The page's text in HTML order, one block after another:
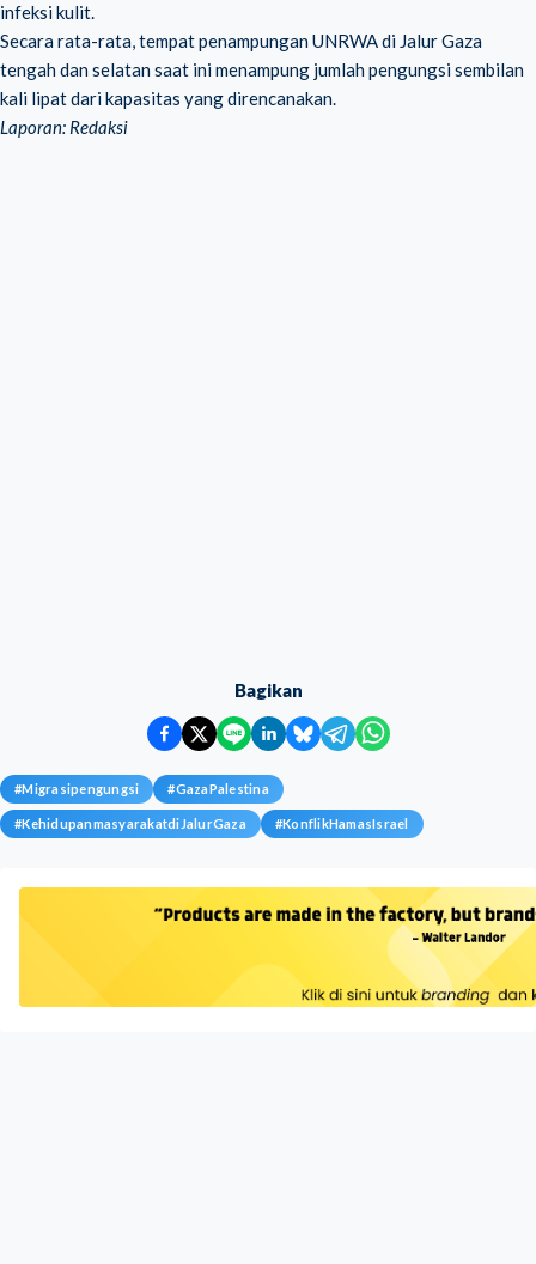
infeksi kulit.
Secara rata-rata, tempat penampungan UNRWA di Jalur Gaza
tengah dan selatan saat ini menampung jumlah pengungsi sembilan
kali lipat dari kapasitas yang direncanakan.
Laporan: Redaksi
Bagikan
#Migrasipengungsi #GazaPalestina
#KehidupanmasyarakatdiJalurGaza #KonflikHamasIsrael